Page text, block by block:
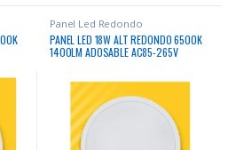
Panel Led Redondo
PANEL LED 18W ALT REDONDO 6500K
1400LM ADOSABLE AC85-265V